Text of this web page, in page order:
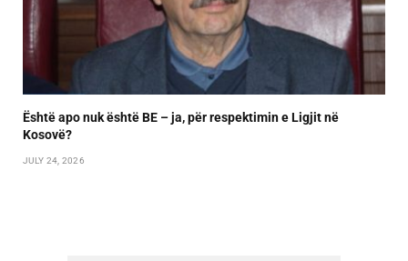
Është apo nuk është BE – ja, për respektimin e Ligjit në
Kosovë?
JULY 24, 2026